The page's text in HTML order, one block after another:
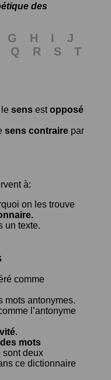
des
G H I
J
Q R S
T
sens estopposé
sens contraire par
à:
on les trouve
un texte.
comme
mots antonymes.
l’antonyme
.
mots
sont deux
ce dictionnaire